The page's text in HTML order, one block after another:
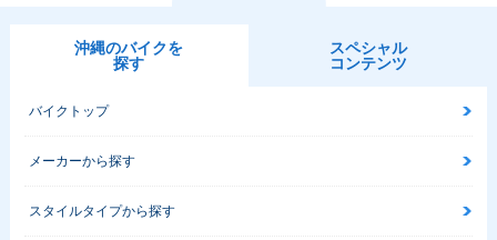
沖縄のバイクを
探す
スペシャル
コンテンツ
バイクトップ
メーカーから探す
スタイルタイプから探す